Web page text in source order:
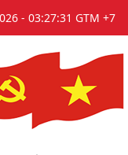
- 03:27:32 GTM +7